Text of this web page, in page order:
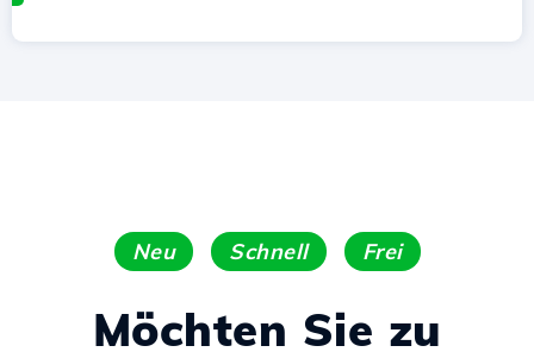
Neu Schnell Frei
Möchten Sie zu